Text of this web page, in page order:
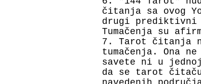
čitanja sa ovog
drugi prediktivni
Tumačenja su
7. Tarot čitanja
tumačenja. Ona
savete ni u
da se tarot